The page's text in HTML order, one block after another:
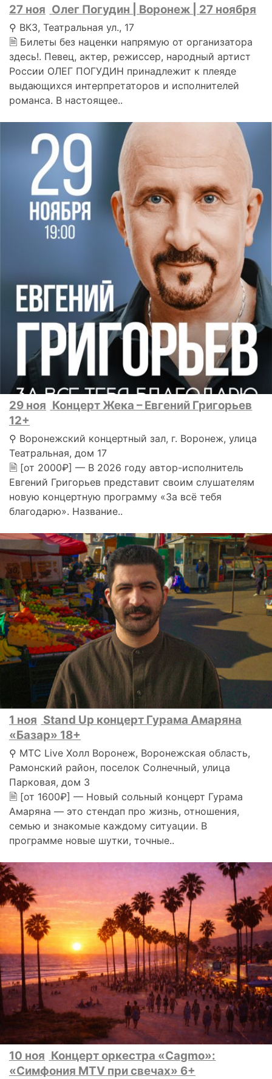
27 ноя Олег Погудин | Воронеж | 27 ноября
⚲ ВКЗ, Театральная ул., 17
🗎 Билеты без наценки напрямую от организатора
здесь!. Певец, актер, режиссер, народный артист
России ОЛЕГ ПОГУДИН принадлежит к плеяде
выдающихся интерпретаторов и исполнителей
романса. В настоящее..
29 ноя Концерт Жека – Евгений Григорьев
12+
⚲ Воронежский концертный зал, г. Воронеж, улица
Театральная, дом 17
🗎 [от 2000₽] — В 2026 году автор-исполнитель
Евгений Григорьев представит своим слушателям
новую концертную программу «За всё тебя
благодарю». Название..
1 ноя Stand Up концерт Гурама Амаряна
«Базар» 18+
⚲ МТС Live Холл Воронеж, Воронежская область,
Рамонский район, поселок Солнечный, улица
Парковая, дом 3
🗎 [от 1600₽] — Новый сольный концерт Гурама
Амаряна — это стендап про жизнь, отношения,
семью и знакомые каждому ситуации. В
программе новые шутки, точные..
10 ноя Концерт оркестра «Cagmo»:
«Симфония MTV при свечах» 6+